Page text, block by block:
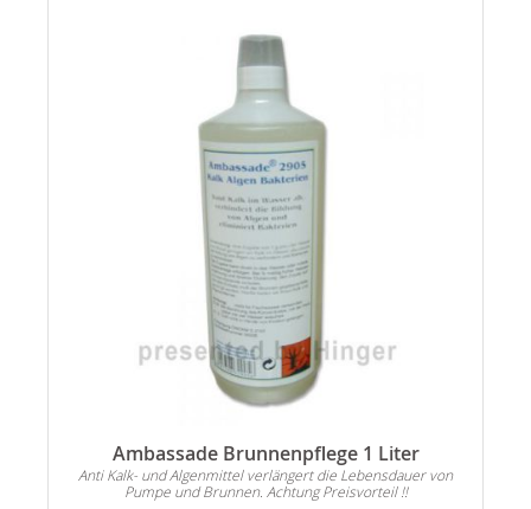
Ambassade Brunnenpflege 1 Liter
Anti Kalk- und Algenmittel verlängert die Lebensdauer von
Pumpe und Brunnen. Achtung Preisvorteil !!